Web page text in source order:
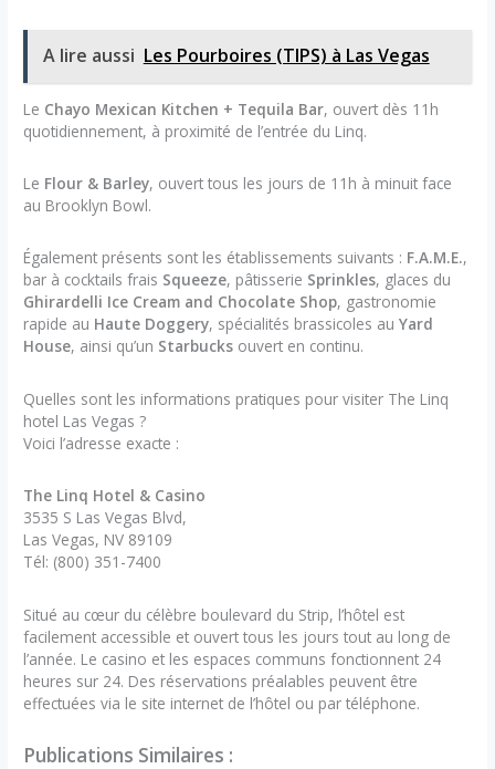
A lire aussi Les Pourboires (TIPS) à Las Vegas
Le Chayo Mexican Kitchen + Tequila Bar, ouvert dès 11h
quotidiennement, à proximité de l’entrée du Linq.
Le Flour & Barley, ouvert tous les jours de 11h à minuit face
au Brooklyn Bowl.
Également présents sont les établissements suivants : F.A.M.E.,
bar à cocktails frais Squeeze, pâtisserie Sprinkles, glaces du
Ghirardelli Ice Cream and Chocolate Shop, gastronomie
rapide au Haute Doggery, spécialités brassicoles auYard
House, ainsi qu’un Starbucks ouvert en continu.
Quelles sont les informations pratiques pour visiter The Linq
hotel Las Vegas ?
Voici l’adresse exacte :
The Linq Hotel & Casino
3535 S Las Vegas Blvd,
Las Vegas, NV 89109
Tél: (800) 351-7400
Situé au cœur du célèbre boulevard du Strip, l’hôtel est
facilement accessible et ouvert tous les jours tout au long de
l’année. Le casino et les espaces communs fonctionnent 24
heures sur 24. Des réservations préalables peuvent être
effectuées via le site internet de l’hôtel ou par téléphone.
Publications Similaires :